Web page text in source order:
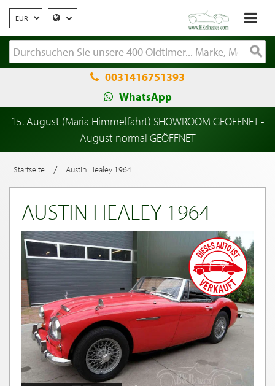
0031416751393
WhatsApp
15. August (Maria Himmelfahrt) SHOWROOM GEÖFFNET -
August normal GEÖFFNET
Startseite / Austin Healey 1964
AUSTIN HEALEY 1964